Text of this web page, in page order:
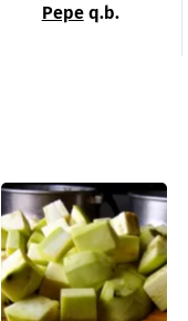
Pepe q.b.